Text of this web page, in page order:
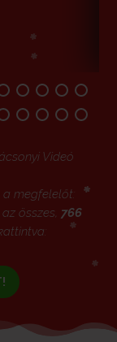
Videó
megfelelőt:
összes, 766